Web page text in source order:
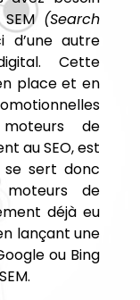
(Search
d’une autre
Cette
place et en
de
au SEO, est
sert donc
de
déjà eu
lançant une
ou Bing